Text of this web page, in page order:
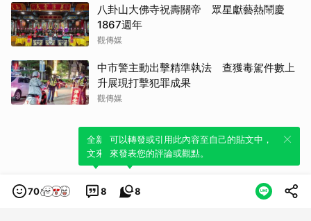
八卦山大佛寺祝壽關帝 眾星獻藝熱鬧慶
1867週年
觀傳媒
中市警主動出擊精準執法 查獲毒駕件數上
升展現打擊犯罪成果
觀傳媒
70 8
全新體驗！一鍵引用此內容，透過發布貼
文來輕鬆表達個人立場。
8
可以轉發或引用此內容至自己的貼文中，
來發表您的評論或觀點。